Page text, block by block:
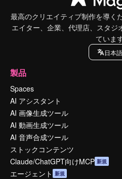
最高のクリエイティブ制作を導く
エイター、企業、代理店、スタジ
ていま
日本語
製品
Spaces
AI アシスタント
AI 画像生成ツール
AI 動画生成ツール
AI 音声合成ツール
ストックコンテンツ
Claude/ChatGPT向けMCP 新規
エージェント 新規